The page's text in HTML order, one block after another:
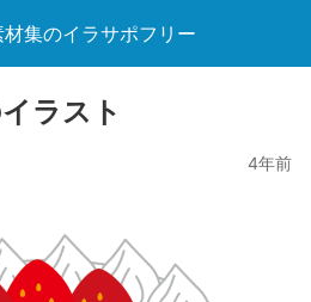
集のイラサポフリー
ラスト
4年前